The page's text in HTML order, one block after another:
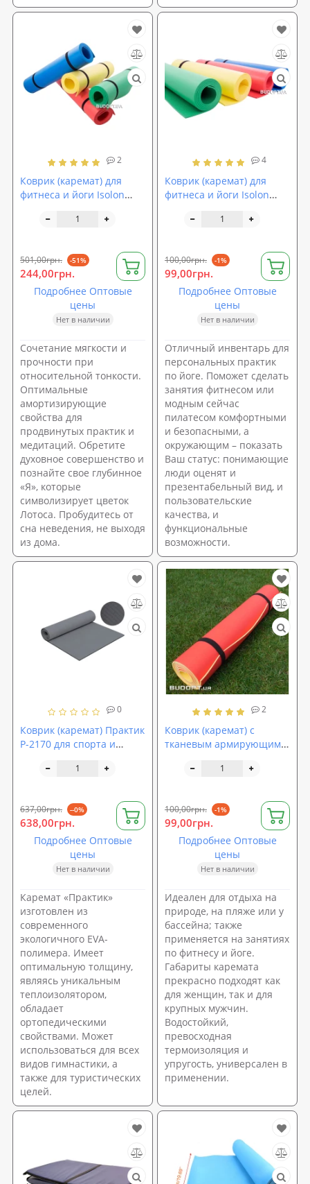
2
Коврик (каремат) для
фитнеса и йоги Isolon
501,00грн. -51%
244,00грн.
Подробнее Оптовые
цены
Нет в наличии
Сочетание мягкости и
прочности при
относительной тонкости.
Оптимальные
амортизирующие
свойства для
продвинутых практик и
медитаций. Обретите
духовное совершенство и
познайте свое глубинное
«Я», которые
символизирует цветок
Лотоса. Пробудитесь от
сна неведения, не выходя
из дома.
4
Коврик (каремат) для
фитнеса и йоги Isolon
100,00грн. -1%
99,00грн.
Подробнее Оптовые
цены
Нет в наличии
Отличный инвентарь для
персональных практик
по йоге. Поможет сделать
занятия фитнесом или
модным сейчас
пилатесом комфортными
и безопасными, а
окружающим – показать
Ваш статус: понимающие
люди оценят и
презентабельный вид, и
пользовательские
качества, и
функциональные
возможности.
0
Коврик (каремат) Практик
P-2170 для спорта и
637,00грн. --0%
638,00грн.
Подробнее Оптовые
цены
Нет в наличии
Каремат «Практик»
изготовлен из
современного
экологичного EVA-
полимера. Имеет
оптимальную толщину,
являясь уникальным
теплоизолятором,
обладает
ортопедическими
свойствами. Может
использоваться для всех
видов гимнастики, а
также для туристических
целей.
2
Коврик (каремат) с
тканевым армирующим
Isolon Лето
100,00грн. -1%
99,00грн.
Подробнее Оптовые
цены
Нет в наличии
Идеален для отдыха на
природе, на пляже или у
бассейна; также
применяется на занятиях
по фитнесу и йоге.
Габариты каремата
прекрасно подходят как
для женщин, так и для
крупных мужчин.
Водостойкий,
превосходная
термоизоляция и
упругость, универсален в
применении.